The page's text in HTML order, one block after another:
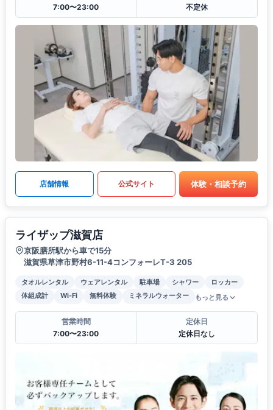
7:00〜23:00
不定休
店舗情報 公式サイト 体験・相談予約
ライザップ滋賀店
京阪膳所駅から車で15分
滋賀県草津市野村6-11-4コンフォーレT-3 205
タオルレンタル ウェアレンタル 駐車場 シャワー
ロッカー
体組成計
Wi-Fi 無料体験 ミネラルウォーター もっと見る
営業時間
7:00〜23:00
定休日
定休日なし